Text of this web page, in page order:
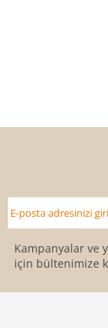
Kampanyalar ve
için bültenimize